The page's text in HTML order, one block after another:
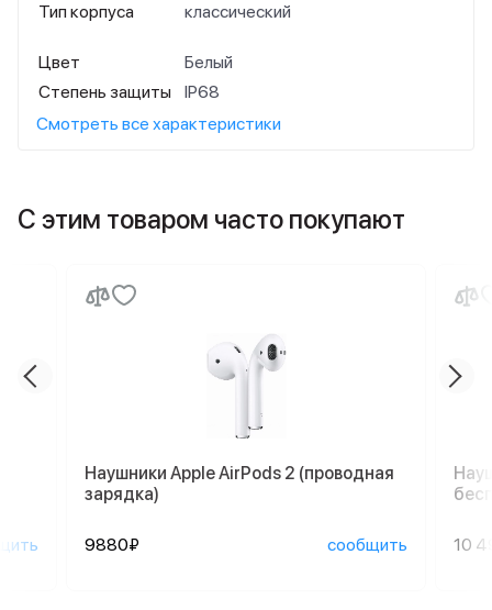
Тип корпуса
классический
Цвет
Белый
Степень защиты
IP68
Смотреть все характеристики
С этим товаром часто покупают
Наушники Apple AirPods 2 (проводная
зарядка)
9880₽ сообщить 10